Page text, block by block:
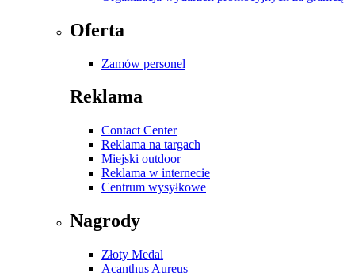
Oferta
Zamów personel
Reklama
Contact Center
Reklama na targach
Miejski outdoor
Reklama w internecie
Centrum wysyłkowe
Nagrody
Złoty Medal
Acanthus Aureus